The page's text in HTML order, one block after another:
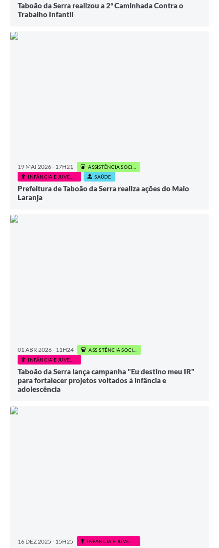
Taboão da Serra realizou a 2ª Caminhada Contra o
Trabalho Infantil
19 MAI 2026 - 17H21
ASSISTÊNCIA SOCIAL
INFÂNCIA E JUVENTUDE
SAÚDE
Prefeitura de Taboão da Serra realiza ações do Maio
Laranja
01 ABR 2026 - 11H24
ASSISTÊNCIA SOCIAL
INFÂNCIA E JUVENTUDE
Taboão da Serra lança campanha "Eu destino meu IR"
para fortalecer projetos voltados à infância e
adolescência
16 DEZ 2025 - 15H25 INFÂNCIA E JUVENTUDE